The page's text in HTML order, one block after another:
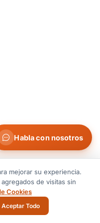
océano, aire, tierra,
de forma
Habla con nosotros
mejorar su experiencia.
de visitas sin
Cookies
Aceptar Todo